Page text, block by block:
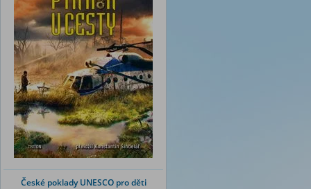
České poklady UNESCO pro děti